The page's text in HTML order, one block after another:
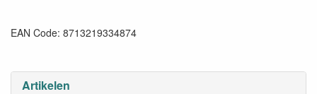
Artikelen
EAN Code: 8713219334874